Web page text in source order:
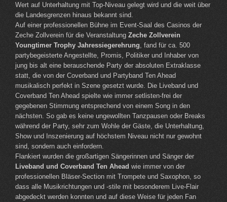
Wert auf Unterhaltung mit Top-Niveau gelegt wird und die weit über
die Landesgrenzen hinaus bekannt sind.
Auf einer professionellen Bühne im Event-Saal des Casinos der
Zeche Zollverein für die Veranstaltung Zeche Zollverein
Youngtimer Trophy Jahressiegerehrung , fand für ca. 500
partybegeisterte Angestellte, Promis, Politiker und Inhaber von
jung bis alt eine berauschende Party der absoluten Extraklasse
statt, die von der Coverband und Partyband Ten Ahead
musikalisch perfekt in Szene gesetzt wurde. Die Liveband und
Coverband Ten Ahead spielte wie immer setlisten-frei der
gegebenen Stimmung entsprechend von einem Song in den
nächsten. So gab es keine ungewollten Tanzpausen oder Breaks
während der Party, sehr zum Wohle der Gäste, die Unterhaltung,
Show und Inszenierung auf höchstem Niveau nicht nur gewohnt
sind, sondern auch einfordern.
Flankiert wurden die großartigen Sängerinnen und Sänger der
Liveband und Coverband Ten Ahead wie immer von der
professionellen Bläser-Section mit Trompete und Saxophon, so
dass alle Musikrichtungen und -stile mit besonderem Live-Flair
abgedeckt werden konnten und auf diese Weise für jeden Fan